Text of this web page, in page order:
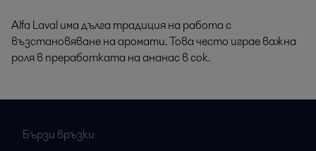
Alfa Laval има дълга традиция на работа с
възстановяване на аромати. Това често играе важна
роля в преработката на ананас в сок.
Бързи връзки